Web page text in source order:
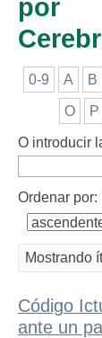
por
0-9 A B
O P
O introducir
Ordenar por:
Mostrando
Código
ante un